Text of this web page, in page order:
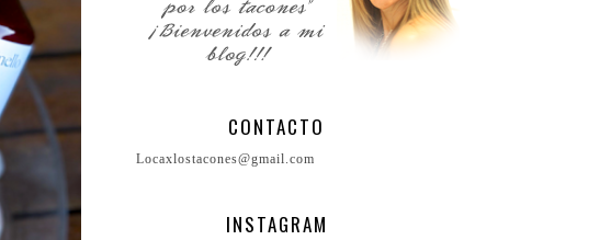
CONTACTO
Locaxlostacones@gmail.com
INSTAGRAM